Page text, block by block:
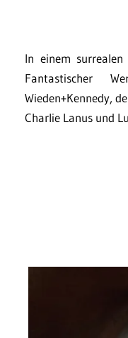
In einem
Fantastischer
Wieden+Kennedy,
Charlie Lanus und